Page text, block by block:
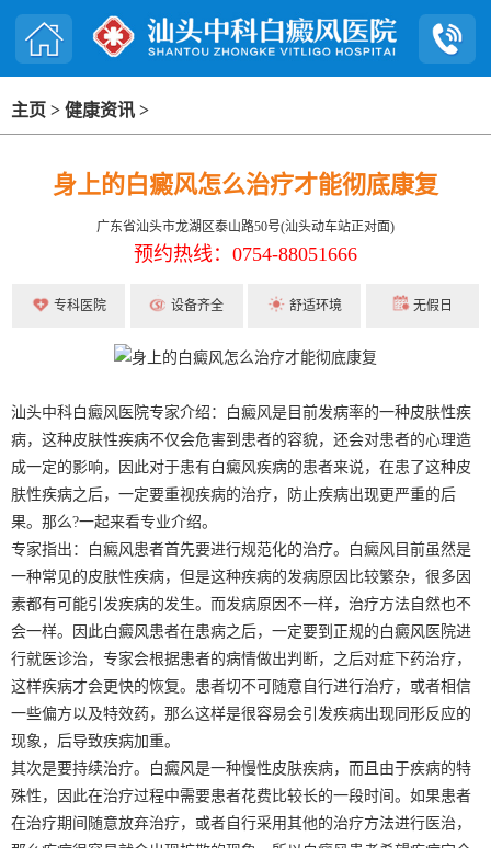
主页 > 健康资讯 >
身上的白癜风怎么治疗才能彻底康复
广东省汕头市龙湖区泰山路50号(汕头动车站正对面)
预约热线：0754-88051666
专科医院 设备齐全 舒适环境 无假日
汕头中科白癜风医院专家介绍：白癜风是目前发病率的一种皮肤性疾
病，这种皮肤性疾病不仅会危害到患者的容貌，还会对患者的心理造
成一定的影响，因此对于患有白癜风疾病的患者来说，在患了这种皮
肤性疾病之后，一定要重视疾病的治疗，防止疾病出现更严重的后
果。那么?一起来看专业介绍。
专家指出：白癜风患者首先要进行规范化的治疗。白癜风目前虽然是
一种常见的皮肤性疾病，但是这种疾病的发病原因比较繁杂，很多因
素都有可能引发疾病的发生。而发病原因不一样，治疗方法自然也不
会一样。因此白癜风患者在患病之后，一定要到正规的白癜风医院进
行就医诊治，专家会根据患者的病情做出判断，之后对症下药治疗，
这样疾病才会更快的恢复。患者切不可随意自行进行治疗，或者相信
一些偏方以及特效药，那么这样是很容易会引发疾病出现同形反应的
现象，后导致疾病加重。
其次是要持续治疗。白癜风是一种慢性皮肤疾病，而且由于疾病的特
殊性，因此在治疗过程中需要患者花费比较长的一段时间。如果患者
在治疗期间随意放弃治疗，或者自行采用其他的治疗方法进行医治，